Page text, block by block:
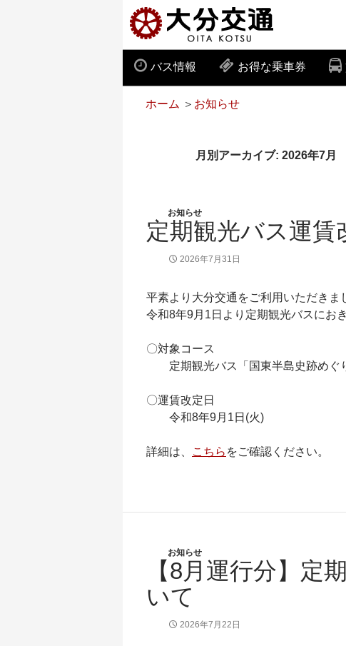
バス情報 お得な乗車券
ホーム ＞ お知らせ
月別アーカイブ: 2026年7月
お知らせ
定期観光バス運賃
2026年7月31日
平素より大分交通をご利用いただきま
令和8年9月1日より定期観光バスにお
〇対象コース
定期観光バス「国東半島史跡めぐ
〇運賃改定日
令和8年9月1日(火)
詳細は、 こちら をご確認ください。
お知らせ
【8月運行分】定
いて
2026年7月22日